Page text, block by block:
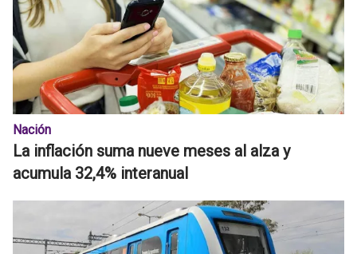
Nación
La inflación suma nueve meses al alza y
acumula 32,4% interanual